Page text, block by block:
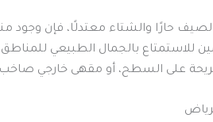
حارًا والشتاء معتدلًا، فإن وجود
للاستمتاع بالجمال الطبيعي
على السطح، أو مقهى خارجي صاخب